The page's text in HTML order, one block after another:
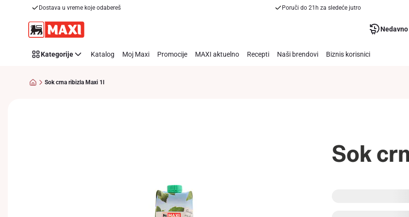
Dostava u vreme koje odabereš Poruči do 21h za sledeće jutro
Kategorije Katalog Moj Maxi Promocije MAXI aktuelno Recepti Naši brendovi Biznis korisnici
Sok crna ribizla Maxi 1l
Sok